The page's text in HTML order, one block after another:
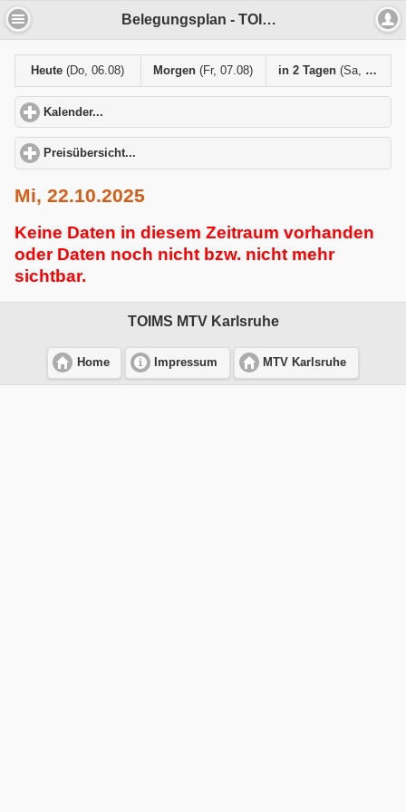
Belegungsplan - TOIMS MTV Karlsruhe
Heute(Do, 06.08) Morgen(Fr, 07.08) in 2 Tagen (Sa, 08.08)
Kalender...
Preisübersicht...
Mi, 22.10.2025
Keine Daten in diesem Zeitraum vorhanden
oder Daten noch nicht bzw. nicht mehr
sichtbar.
TOIMS MTV Karlsruhe
Home Impressum MTV Karlsruhe